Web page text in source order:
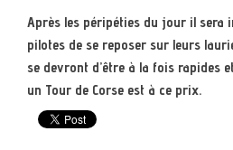
Après les péripéties du jour il sera
pilotes de se reposer sur leurs
se devront d’être à la fois rapides
un Tour de Corse est à ce prix.